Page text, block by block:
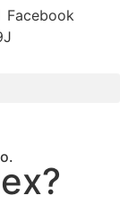
Facebook